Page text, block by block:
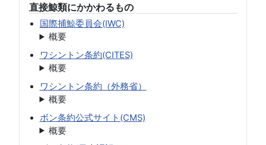
直接鯨類にかかわるもの
国際捕鯨委員会(IWC)
概要
ワシントン条約(CITES)
概要
ワシントン条約（外務省）
概要
ボン条約公式サイト(CMS)
概要